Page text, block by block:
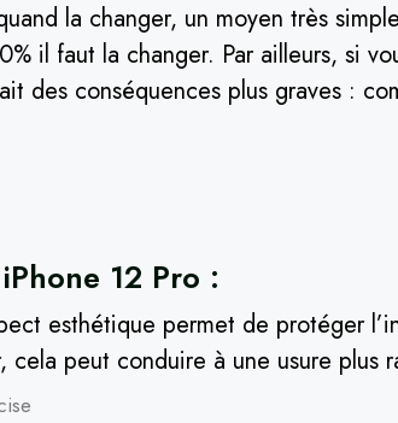
la changer, un moyen très
il faut la changer. Par ailleurs, si
des conséquences plus graves :
12 Pro :
esthétique permet de protéger
cela peut conduire à une usure plus